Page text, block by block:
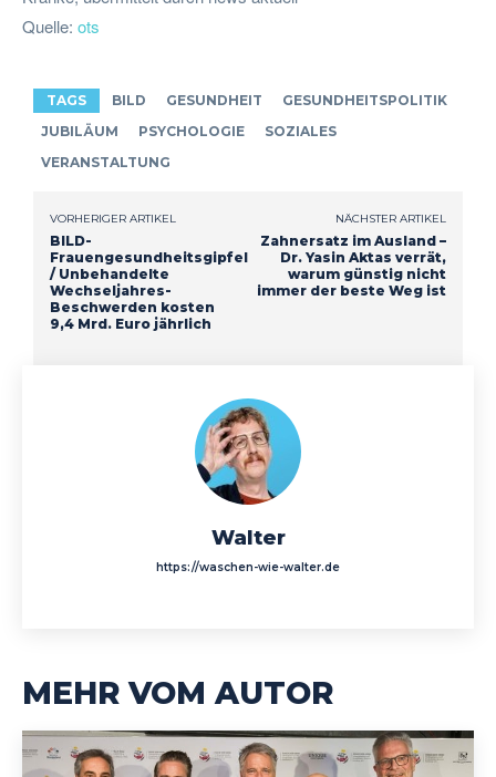
Quelle: ots
TAGS BILD GESUNDHEIT
GESUNDHEITSPOLITIK
JUBILÄUM
PSYCHOLOGIE
SOZIALES
VERANSTALTUNG
VORHERIGER ARTIKEL
BILD-
Frauengesundheitsgipfel
/ Unbehandelte
Wechseljahres-
Beschwerden kosten
9,4 Mrd. Euro jährlich
NÄCHSTER ARTIKEL
Zahnersatz im Ausland –
Dr. Yasin Aktas verrät,
warum günstig nicht
immer der beste Weg ist
Walter
https://waschen-wie-walter.de
MEHR VOM AUTOR